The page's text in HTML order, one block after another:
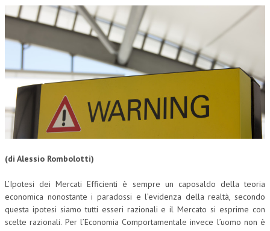
ARCHIVIO EVENTI (FINO AL 2022)
CORSI ENTI TERZI
PUBBLICAZIONI
BOLLETTINO FINANZIAMENTI
TELEGRAM
DOCUMENTI
MATERIALE DIDATTICO
INVITI E PROMOZIONI
(di Alessio Rombolotti)
L’Ipotesi dei Mercati Efficienti è sempre un caposaldo della teoria
economica nonostante i paradossi e l’evidenza della realtà, secondo
questa ipotesi siamo tutti esseri razionali e il Mercato si esprime con
scelte razionali. Per l’Economia Comportamentale invece l’uomo non è